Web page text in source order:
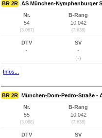
BR 2R AS München-Nymphenburger
Nr.
54
(3.067)
B-Rang
10.042
(7.638)
DTV
-
SV
-
(-)
Infos...
BR 2R München-Dom-Pedro-Straße -
Nr.
55
(3.068)
B-Rang
10.042
(7.638)
DTV
SV